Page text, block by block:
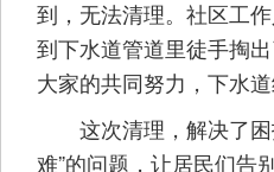
到，无法清理。社区工
到下水道管道里徒手掏
大家的共同努力，下水道
这次清理，解决了困
难”的问题，让居民们告